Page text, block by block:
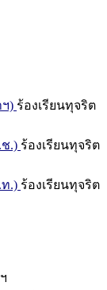
) ร้องเรียนทุจริต
.) ร้องเรียนทุจริต
.) ร้องเรียนทุจริต